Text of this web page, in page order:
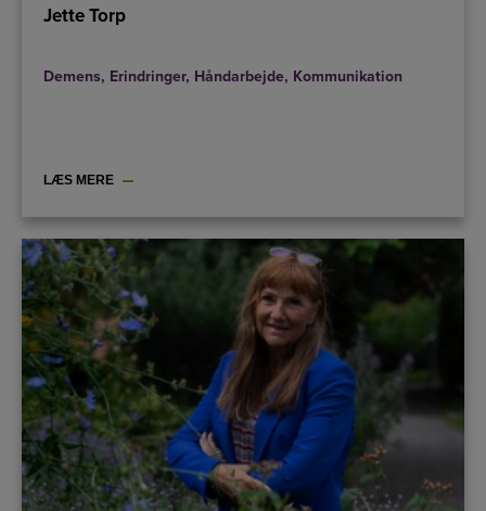
Jette Torp
Demens, Erindringer, Håndarbejde, Kommunikation
LÆS MERE